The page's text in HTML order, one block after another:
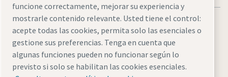
Avisos legales y de privacidadAdministrar cookies
Accesibilidad
Mapa del sitio web
funcione correctamente, mejorar su experiencia y
mostrarle contenido relevante. Usted tiene el control:
acepte todas las cookies, permita solo las esenciales o
gestione sus preferencias. Tenga en cuenta que
algunas funciones pueden no funcionar según lo
previsto si solo se habilitan las cookies esenciales.